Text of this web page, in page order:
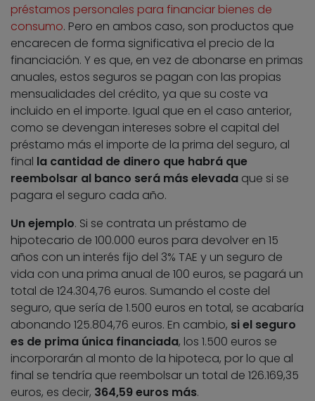
préstamos personales para financiar bienes de
consumo. Pero en ambos caso, son productos que
encarecen de forma significativa el precio de la
financiación. Y es que, en vez de abonarse en primas
anuales, estos seguros se pagan con las propias
mensualidades del crédito, ya que su coste va
incluido en el importe. Igual que en el caso anterior,
como se devengan intereses sobre el capital del
préstamo más el importe de la prima del seguro, al
final la cantidad de dinero que habrá que
reembolsar al banco será más elevada que si se
pagara el seguro cada año.
Un ejemplo. Si se contrata un préstamo de
hipotecario de 100.000 euros para devolver en 15
años con un interés fijo del 3% TAE y un seguro de
vida con una prima anual de 100 euros, se pagará un
total de 124.304,76 euros. Sumando el coste del
seguro, que sería de 1.500 euros en total, se acabaría
abonando 125.804,76 euros. En cambio, si el seguro
es de prima única financiada, los 1.500 euros se
incorporarán al monto de la hipoteca, por lo que al
final se tendría que reembolsar un total de 126.169,35
euros, es decir, 364,59 euros más.